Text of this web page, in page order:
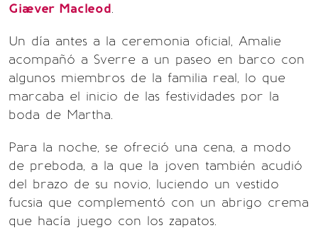
Giæver Macleod.
Un día antes a la ceremonia oficial, Amalie
acompañó a Sverre a un paseo en barco con
algunos miembros de la familia real, lo que
marcaba el inicio de las festividades por la
boda de Martha.
Para la noche, se ofreció una cena, a modo
de preboda, a la que la joven también acudió
del brazo de su novio, luciendo un vestido
fucsia que complementó con un abrigo crema
que hacía juego con los zapatos.